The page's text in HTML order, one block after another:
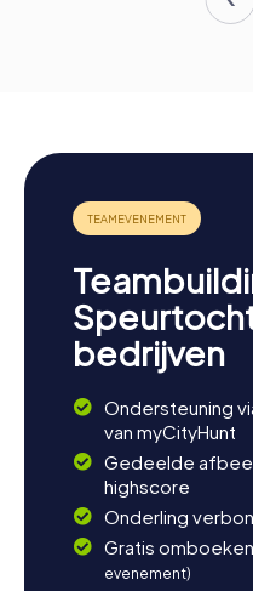
bedrijven
Ondersteuning
van myCityHunt
Gedeelde
highscore
Onderling
Gratis omboeken
evenement)